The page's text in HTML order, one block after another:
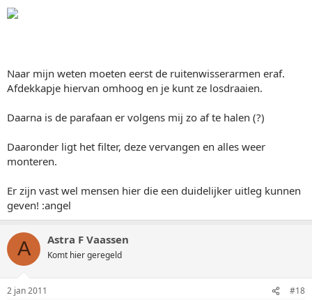
Naar mijn weten moeten eerst de ruitenwisserarmen eraf.
Afdekkapje hiervan omhoog en je kunt ze losdraaien.
Daarna is de parafaan er volgens mij zo af te halen (?)
Daaronder ligt het filter, deze vervangen en alles weer
monteren.
Er zijn vast wel mensen hier die een duidelijker uitleg kunnen
geven! :angel
A Astra F Vaassen
Komt hier geregeld
2 jan 2011 #18